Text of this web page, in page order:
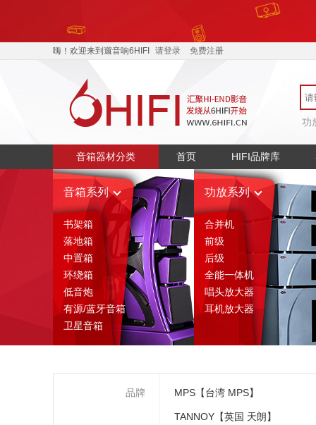
嗨！欢迎来到遛音响6HIFI 请登录 免费注册
功
音箱器材分类 首页 HIFI品牌库
音箱系列
书架箱
落地箱
中置箱
环绕箱
低音炮
有源/蓝牙音箱
卫星音箱
功放系列
合并机
前级
后级
全能一体机
唱头放大器
耳机放大器
品牌 MPS【台湾 MPS】
TANNOY【英国 天朗】